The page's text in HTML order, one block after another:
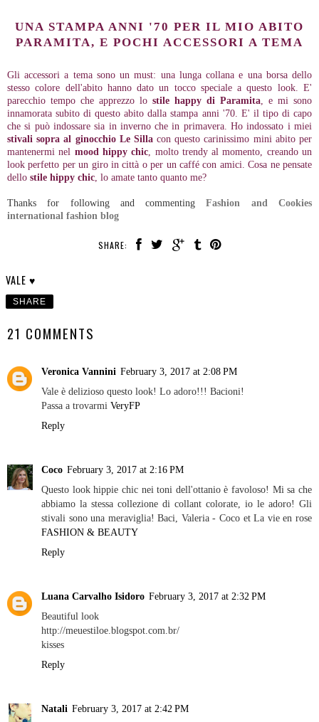
UNA STAMPA ANNI '70 PER IL MIO ABITO
PARAMITA, E POCHI ACCESSORI A TEMA
Gli accessori a tema sono un must: una lunga collana e una borsa dello
stesso colore dell'abito hanno dato un tocco speciale a questo look. E'
parecchio tempo che apprezzo lo stile happy di Paramita , e mi sono
innamorata subito di questo abito dalla stampa anni '70. E' il tipo di capo
che si può indossare sia in inverno che in primavera. Ho indossato i miei
stivali sopra al ginocchio Le Sillacon questo carinissimo mini abito per
mantenermi nel mood hippy chic , molto trendy al momento, creando un
look perfetto per un giro in città o per un caffé con amici. Cosa ne pensate
dello stile hippy chic , lo amate tanto quanto me?
Thanks for following and commentingFashion and Cookies
international fashion blog
SHARE:
VALE ♥
SHARE
21 COMMENTS
Veronica Vannini February 3, 2017 at 2:08 PM
Vale è delizioso questo look! Lo adoro!!! Bacioni!
Passa a trovarmi VeryFP
Reply
Coco February 3, 2017 at 2:16 PM
Questo look hippie chic nei toni dell'ottanio è favoloso! Mi sa che
abbiamo la stessa collezione di collant colorate, io le adoro! Gli
stivali sono una meraviglia! Baci, Valeria - Coco et La vie en rose
FASHION & BEAUTY
Reply
Luana Carvalho Isidoro February 3, 2017 at 2:32 PM
Beautiful look
http://meuestiloe.blogspot.com.br/
kisses
Reply
Natali February 3, 2017 at 2:42 PM